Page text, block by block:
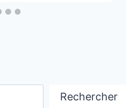
Rechercher